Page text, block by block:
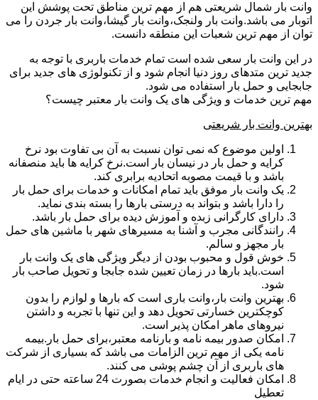
وانت بار شمال شریعتی هم از مهم ترین مناطق تحت پوشش این
اتوبار می باشد.وانت بار ولنجک،وانت بار گیشا،وانت بار جردن را می
توان از مهم ترین شعبات این منطقه دانست.
در این وانت بار سعی شده است تمام خدمات باربری با توجه به
جدید ترین متدهای روز دنیا انجام شود و از تکنولوژی های جدید برای
جابجایی و حمل بار استفاده می شود.
مهم ترین خدمات و ویژگی های یک وانت بار معتبر چیست؟
بهترین وانت بار شریعتی
اولین موضوع که نمی توان نسبت به آن بی تفاوت بود نرخ
کرایه و حمل بار در نیسان بار است.نرخ کرایه ها باید منصفانه
باشد و با قیمت مصوبه اتحادیه برابری کند.
یک وانت بار موفق باید تمام امکانات و خدمات برای حمل بار
را دارا باشد و بتواند به درستی بارها را بسته بندی نماید.
دارای کارگرانی زبده و آموزش دیده برای حمل بار باشد.
رانندگانی مجرب و آشنا به مسیرهای شهر با ماشین های حمل
بار مجهز و سالم.
خوش قول و محبوب بودن از دیگر ویژگی های یک وانت بار
است.باید بارها در زمان تعیین شده جابجا و تحویل صاحب بار
شود.
بهترین وانت بار،وانت باری است که بارها و لوازم را بدون
کوچکترین خسارتی تحویل دهد و این تنها با تجربه و داشتن
نیروهای ماهر امکان پذیر است.
امکان صدور بیمه نامه و بارنامه معتبر،برای حمل بار.بیمه
نامه یکی از مهم ترین الزامات می باشد که بسیاری از شرکت
های باربری از آن چشم پوشی می کنند.
امکان فعالیت و انجام خدمات بصورت 24 ساعته حتی در ایام
تعطیل